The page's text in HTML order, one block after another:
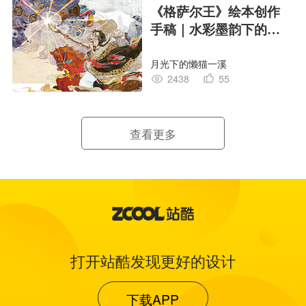
《格萨尔王》绘本创作
手稿｜水彩墨韵下的史
月光下的懒猫一溪
2438
55
查看更多
打开站酷发现更好的设计
下载APP